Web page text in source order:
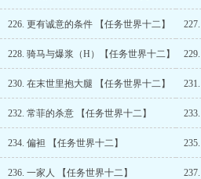
226. 更有诚意的条件 【任务世界十二】
228. 骑马与爆浆（H）【任务世界十二】
230. 在末世里抱大腿 【任务世界十二】
232. 常菲的杀意 【任务世界十二】
234. 偏袒 【任务世界十二】
236. 一家人 【任务世界十二】